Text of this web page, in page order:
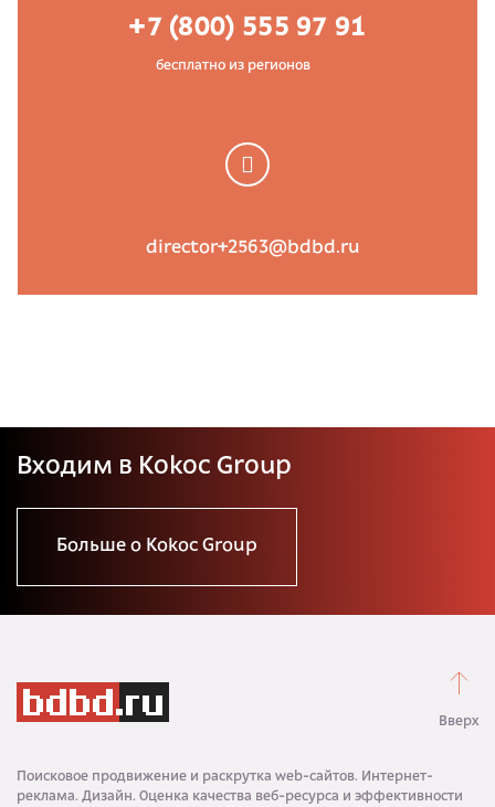
+7 (800) 555 97 91
бесплатно из регионов
director+2563@bdbd.ru
Входим в Kokoc Group
Больше о Kokoc Group
Поисковое продвижение и раскрутка web-сайтов. Интернет-
реклама. Дизайн. Оценка качества веб-ресурса и эффективности
Вверх